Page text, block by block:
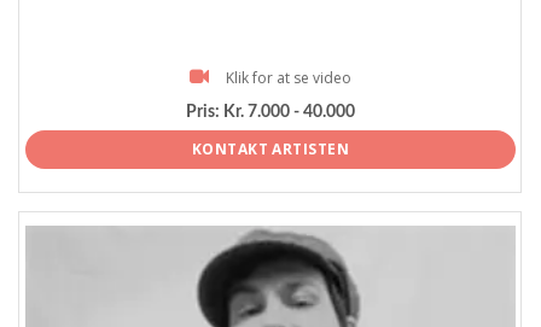
Klik for at se video
Pris: Kr. 7.000 - 40.000
KONTAKT ARTISTEN